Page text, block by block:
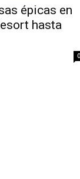
épicas en
hasta
0